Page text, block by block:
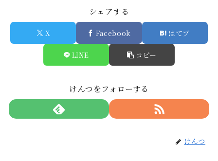
シェアする
X Facebook はてブ
LINE コピー
けんつをフォローする
けんつ